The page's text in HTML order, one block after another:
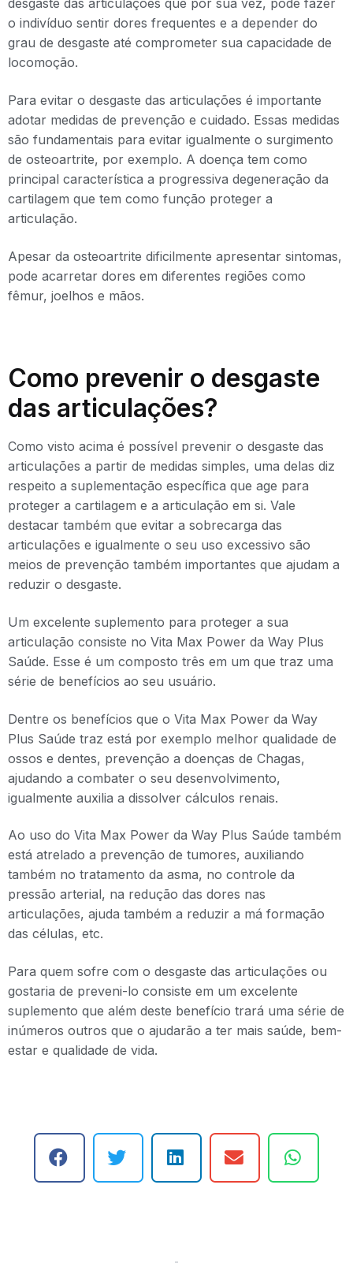
desgaste das articulações que por sua vez, pode fazer
o indivíduo sentir dores frequentes e a depender do
grau de desgaste até comprometer sua capacidade de
locomoção.
Para evitar o desgaste das articulações é importante
adotar medidas de prevenção e cuidado. Essas medidas
são fundamentais para evitar igualmente o surgimento
de osteoartrite, por exemplo. A doença tem como
principal característica a progressiva degeneração da
cartilagem que tem como função proteger a
articulação.
Apesar da osteoartrite dificilmente apresentar sintomas,
pode acarretar dores em diferentes regiões como
fêmur, joelhos e mãos.
Como prevenir o desgaste
das articulações?
Como visto acima é possível prevenir o desgaste das
articulações a partir de medidas simples, uma delas diz
respeito a suplementação específica que age para
proteger a cartilagem e a articulação em si. Vale
destacar também que evitar a sobrecarga das
articulações e igualmente o seu uso excessivo são
meios de prevenção também importantes que ajudam a
reduzir o desgaste.
Um excelente suplemento para proteger a sua
articulação consiste no Vita Max Power da Way Plus
Saúde. Esse é um composto três em um que traz uma
série de benefícios ao seu usuário.
Dentre os benefícios que o Vita Max Power da Way
Plus Saúde traz está por exemplo melhor qualidade de
ossos e dentes, prevenção a doenças de Chagas,
ajudando a combater o seu desenvolvimento,
igualmente auxilia a dissolver cálculos renais.
Ao uso do Vita Max Power da Way Plus Saúde também
está atrelado a prevenção de tumores, auxiliando
também no tratamento da asma, no controle da
pressão arterial, na redução das dores nas
articulações, ajuda também a reduzir a má formação
das células, etc.
Para quem sofre com o desgaste das articulações ou
gostaria de preveni-lo consiste em um excelente
suplemento que além deste benefício trará uma série de
inúmeros outros que o ajudarão a ter mais saúde, bem-
estar e qualidade de vida.